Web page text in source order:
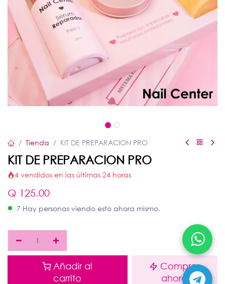
Tienda KIT DE PREPARACION PRO
KIT DE PREPARACION PRO
4 vendidos en las últimas 24 horas
Q 125.00
7 Hay personas viendo esto ahora mismo.
Añadir al
carrito
Comprar
ahora